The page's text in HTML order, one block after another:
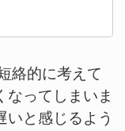
絡的に考えて
なってしまいま
いと感じるよう